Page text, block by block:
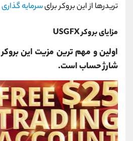
تریدرها از این بروکر برایسرمایه گذاری
مزایای بروکر USGFX
شارژ حساب است.